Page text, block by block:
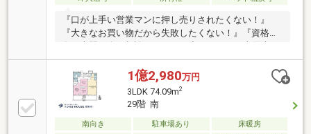
『口が上手い営業マンに押し売りされたくない！』
『大きなお買い物だから失敗したくない！』『資格の
門、実績・経験多数の有資格者のエージェントが、お
客様お一人お一人のお考えを大切にします。
1億2,980万円
3LDK 74.09m2
29階 南
南向き 駐車場あり 床暖房